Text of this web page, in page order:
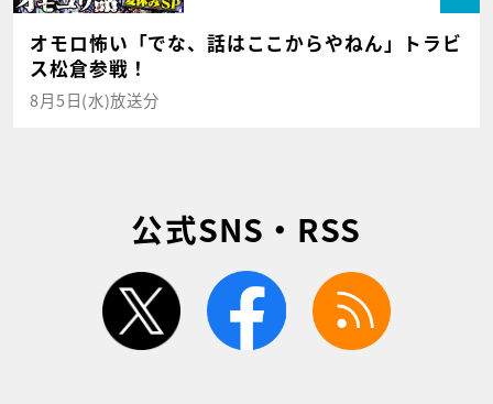
オモロ怖い「でな、話はここからやねん」トラビ
ス松倉参戦！
8月5日(水)放送分
公式SNS・RSS
twitter facebook